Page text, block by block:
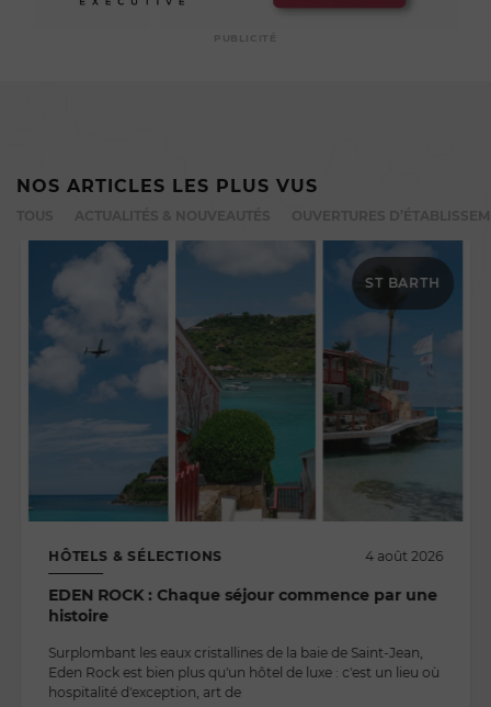
PUBLICITÉ
NOS ARTICLES LES PLUS VUS
ST BARTH
HÔTELS & SÉLECTIONS 4 août 2026
EDEN ROCK : Chaque séjour commence par une
histoire
Surplombant les eaux cristallines de la baie de Saint-Jean,
Eden Rock est bien plus qu'un hôtel de luxe : c'est un lieu où
hospitalité d'exception, art de